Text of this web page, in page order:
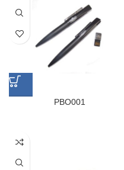
PBO001